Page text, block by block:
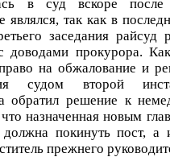
в суд вскоре после
являлся, так как в
заседания райсуд
с доводами прокурора.
на обжалование и
судом второй
обратил решение к
назначенная новым
покинуть пост, а
прежнего